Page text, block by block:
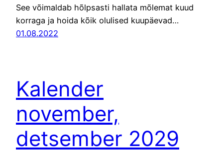
See võimaldab hõlpsasti hallata mõlemat kuud
korraga ja hoida kõik olulised kuupäevad…
01.08.2022
Kalender
november,
detsember 2029